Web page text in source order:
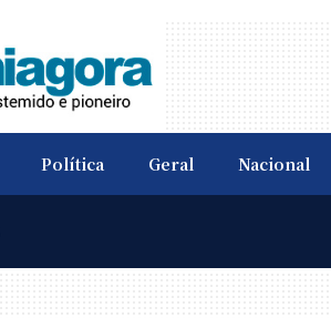
Política Geral Nacional